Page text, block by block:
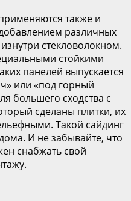
также и
различных
стекловолокном.
стойкими
панелей выпускается
или «под горный
большего сходства с
сделаны плитки, их
Такой сайдинг
И не забывайте, что
снабжать свой